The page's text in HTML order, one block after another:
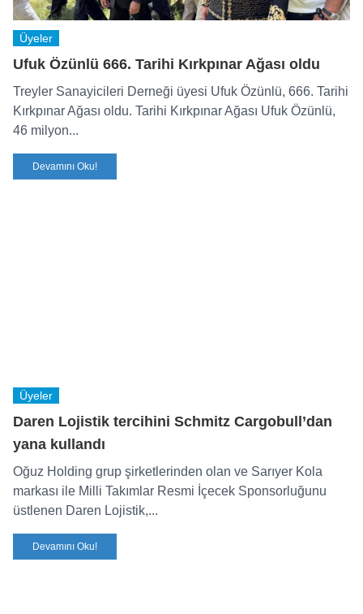
Üyeler
Ufuk Özünlü 666. Tarihi Kırkpınar Ağası oldu
Treyler Sanayicileri Derneği üyesi Ufuk Özünlü, 666. Tarihi
Kırkpınar Ağası oldu. Tarihi Kırkpınar Ağası Ufuk Özünlü,
46 milyon...
Devamını Oku!
Üyeler
Daren Lojistik tercihini Schmitz Cargobull’dan
yana kullandı
Oğuz Holding grup şirketlerinden olan ve Sarıyer Kola
markası ile Milli Takımlar Resmi İçecek Sponsorluğunu
üstlenen Daren Lojistik,...
Devamını Oku!